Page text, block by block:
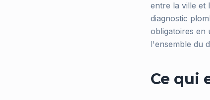
entre la ville et
diagnostic
obligatoires en
l'ensemble du
Ce qui